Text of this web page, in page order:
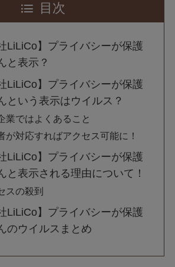
目次
LiLiCo】プライバシーが保護
と表示？
LiLiCo】プライバシーが保護
という表示はウイルス？
業ではよくあること
が対応すればアクセス可能に！
LiLiCo】プライバシーが保護
と表示される理由について！
スの殺到
LiLiCo】プライバシーが保護
のウイルスまとめ